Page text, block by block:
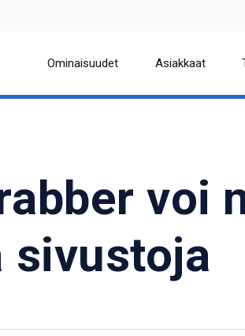
Ominaisuudet Asiakkaat
voi
sivustoja